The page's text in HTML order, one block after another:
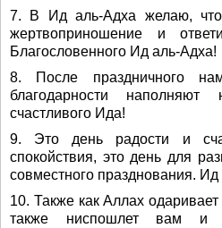
7. В Ид аль-Адха желаю,
жертвоприношение и
Благословенного Ид аль-Адха!
8. После праздничного
благодарности
счастливого Ида!
9. Это день радости и
спокойствия, это день для
совместного празднования.
10. Также как Аллах
также ниспошлет вам и